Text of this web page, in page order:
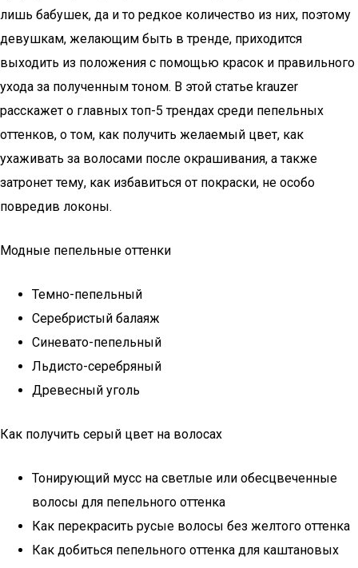
лишь бабушек, да и то редкое количество из них, поэтому
девушкам, желающим быть в тренде, приходится
выходить из положения с помощью красок и правильного
ухода за полученным тоном. В этой статье krauzer
расскажет о главных топ-5 трендах среди пепельных
оттенков, о том, как получить желаемый цвет, как
ухаживать за волосами после окрашивания, а также
затронет тему, как избавиться от покраски, не особо
повредив локоны.
Модные пепельные оттенки
Темно-пепельный
Серебристый балаяж
Синевато-пепельный
Льдисто-серебряный
Древесный уголь
Как получить серый цвет на волосах
Тонирующий мусс на светлые или обесцвеченные
волосы для пепельного оттенка
Как перекрасить русые волосы без желтого оттенка
Как добиться пепельного оттенка для каштановых